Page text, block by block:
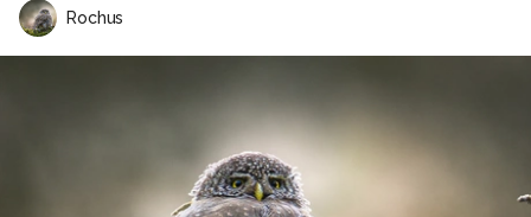
Rochus